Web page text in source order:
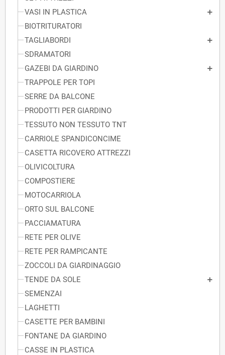
VASI IN PLASTICA
BIOTRITURATORI
TAGLIABORDI
SDRAMATORI
GAZEBI DA GIARDINO
TRAPPOLE PER TOPI
SERRE DA BALCONE
PRODOTTI PER GIARDINO
TESSUTO NON TESSUTO TNT
CARRIOLE SPANDICONCIME
CASETTA RICOVERO ATTREZZI
OLIVICOLTURA
COMPOSTIERE
MOTOCARRIOLA
ORTO SUL BALCONE
PACCIAMATURA
RETE PER OLIVE
RETE PER RAMPICANTE
ZOCCOLI DA GIARDINAGGIO
TENDE DA SOLE
SEMENZAI
LAGHETTI
CASETTE PER BAMBINI
FONTANE DA GIARDINO
CASSE IN PLASTICA